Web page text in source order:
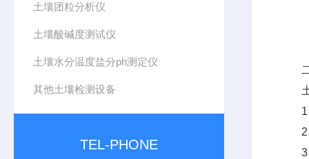
土壤团粒分析仪
土壤酸碱度测试仪
土壤水分温度盐分ph测定仪
其他土壤检测设备
TEL-PHONE
二
土
1、
2、
3、